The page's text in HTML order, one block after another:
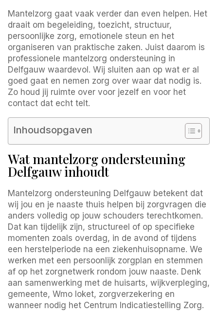
Mantelzorg gaat vaak verder dan even helpen. Het
draait om begeleiding, toezicht, structuur,
persoonlijke zorg, emotionele steun en het
organiseren van praktische zaken. Juist daarom is
professionele mantelzorg ondersteuning in
Delfgauw waardevol. Wij sluiten aan op wat er al
goed gaat en nemen zorg over waar dat nodig is.
Zo houd jij ruimte over voor jezelf en voor het
contact dat echt telt.
Inhoudsopgaven
Wat mantelzorg ondersteuning
Delfgauw inhoudt
Mantelzorg ondersteuning Delfgauw betekent dat
wij jou en je naaste thuis helpen bij zorgvragen die
anders volledig op jouw schouders terechtkomen.
Dat kan tijdelijk zijn, structureel of op specifieke
momenten zoals overdag, in de avond of tijdens
een herstelperiode na een ziekenhuisopname. We
werken met een persoonlijk zorgplan en stemmen
af op het zorgnetwerk rondom jouw naaste. Denk
aan samenwerking met de huisarts, wijkverpleging,
gemeente, Wmo loket, zorgverzekering en
wanneer nodig het Centrum Indicatiestelling Zorg.